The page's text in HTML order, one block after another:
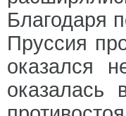
Благодаря
Пруссия
оказался
оказалась